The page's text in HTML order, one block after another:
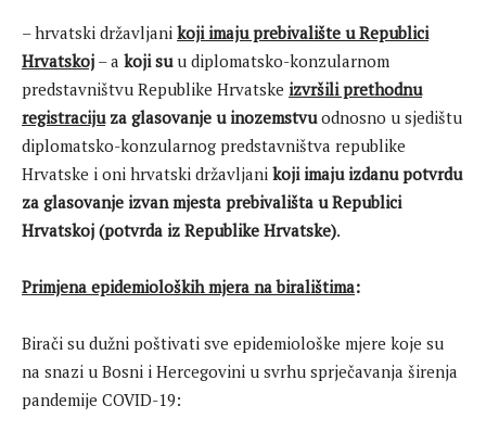
– hrvatski državljani koji imaju prebivalište u Republici
Hrvatskoj – a koji suu diplomatsko-konzularnom
predstavništvu Republike Hrvatske izvršili prethodnu
registracijuza glasovanje u inozemstvuodnosno u sjedištu
diplomatsko-konzularnog predstavništva republike
Hrvatske i oni hrvatski državljani koji imaju izdanu potvrdu
za glasovanje izvan mjesta prebivališta u Republici
Hrvatskoj (potvrda iz Republike Hrvatske).
Primjena epidemioloških mjera na biralištima:
Birači su dužni poštivati sve epidemiološke mjere koje su
na snazi u Bosni i Hercegovini u svrhu sprječavanja širenja
pandemije COVID-19: